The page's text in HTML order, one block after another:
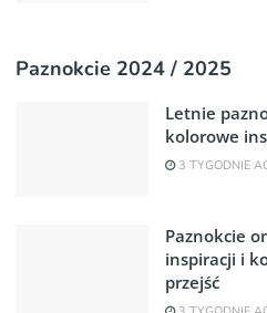
Paznokcie 2024 / 2025
Letnie
kolorowe
3 TYGODNIE
Paznokcie
inspiracji i
przejść